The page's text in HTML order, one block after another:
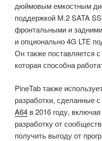
дюймовым емкостным
поддержкой M.2 SATA
фронтальными и
и опционально 4G LTE
Он также поставляется
которая способна
PineTab также
разработки, сделанные
A64 в 2016 году,
разработку от
получить выгоду от